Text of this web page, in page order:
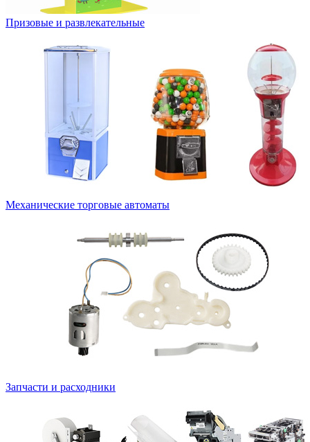
Призовые и развлекательные
Механические торговые автоматы
Запчасти и расходники